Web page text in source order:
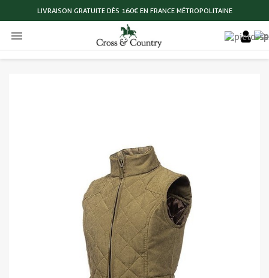
LIVRAISON GRATUITE DÈS 160€ EN FRANCE MÉTROPOLITAINE
